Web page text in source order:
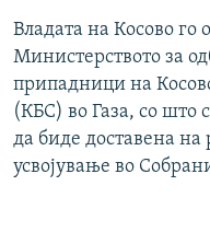
Владата на Косово го
Министерството за
припадници на
(КБС) во Газа, со што
да биде доставена на
усвојување во